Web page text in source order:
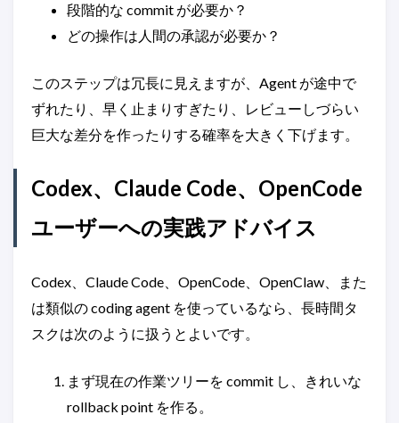
段階的な commit が必要か？
どの操作は人間の承認が必要か？
このステップは冗長に見えますが、Agent が途中で
ずれたり、早く止まりすぎたり、レビューしづらい
巨大な差分を作ったりする確率を大きく下げます。
Codex、Claude Code、OpenCode
ユーザーへの実践アドバイス
Codex、Claude Code、OpenCode、OpenClaw、また
は類似の coding agent を使っているなら、長時間タ
スクは次のように扱うとよいです。
まず現在の作業ツリーを commit し、きれいな
rollback point を作る。